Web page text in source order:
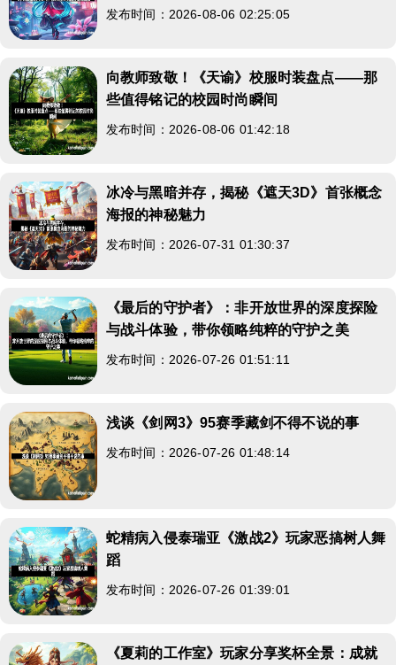
发布时间：2026-08-06 02:25:05
向教师致敬！《天谕》校服时装盘点——那
些值得铭记的校园时尚瞬间
发布时间：2026-08-06 01:42:18
冰冷与黑暗并存，揭秘《遮天3D》首张概念
海报的神秘魅力
发布时间：2026-07-31 01:30:37
《最后的守护者》：非开放世界的深度探险
与战斗体验，带你领略纯粹的守护之美
发布时间：2026-07-26 01:51:11
浅谈《剑网3》95赛季藏剑不得不说的事
发布时间：2026-07-26 01:48:14
蛇精病入侵泰瑞亚《激战2》玩家恶搞树人舞
蹈
发布时间：2026-07-26 01:39:01
《夏莉的工作室》玩家分享奖杯全景：成就